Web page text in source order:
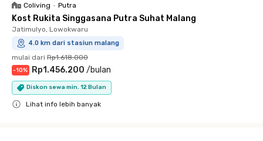
Coliving • Putra
Kost Rukita Singgasana Putra Suhat Malang
Jatimulyo, Lowokwaru
4.0 km dari stasiun malang
mulai dari Rp1.618.000
-10% Rp1.456.200 /bulan
Diskon sewa min. 12 Bulan
Lihat info lebih banyak